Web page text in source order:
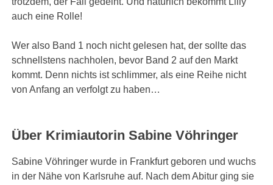
auch eine Rolle!
Wer also Band 1 noch nicht gelesen hat, der sollte das
schnellstens nachholen, bevor Band 2 auf den Markt
kommt. Denn nichts ist schlimmer, als eine Reihe nicht
von Anfang an verfolgt zu haben…
Über Krimiautorin Sabine Vöhringer
Sabine Vöhringer wurde in Frankfurt geboren und wuchs
in der Nähe von Karlsruhe auf. Nach dem Abitur ging sie